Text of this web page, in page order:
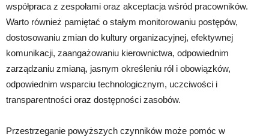
współpraca z zespołami oraz akceptacja wśród pracowników.
Warto również pamiętać o stałym monitorowaniu postępów,
dostosowaniu zmian do kultury organizacyjnej, efektywnej
komunikacji, zaangażowaniu kierownictwa, odpowiednim
zarządzaniu zmianą, jasnym określeniu ról i obowiązków,
odpowiednim wsparciu technologicznym, uczciwości i
transparentności oraz dostępności zasobów.
Przestrzeganie powyższych czynników może pomóc w